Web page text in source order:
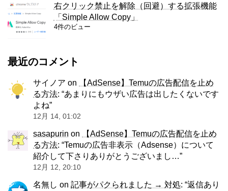
右クリック禁止を解除（回避）する拡張機能
「Simple Allow Copy」
4件のビュー
最近のコメント
サイノア on
【AdSense】Temuの広告配信を止め
る方法: “あまりにもウザい広告は出したくないです
よね”
12月 14, 01:02
sasapurin on
【AdSense】Temuの広告配信を止め
る方法: “Temuの広告非表示（Adsense）について
紹介して下さりありがとうございまし…”
12月 12, 20:10
名無し on 記事がパクられました → 対処: “返信あり